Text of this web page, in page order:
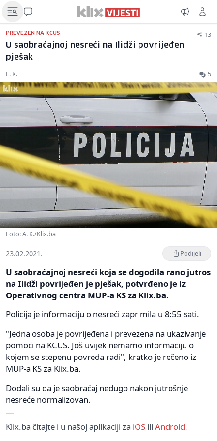
PREVEZEN NA KCUS 13
U saobraćajnoj nesreći na Ilidži povrijeđen
pješak
L. K. 5
Foto: A. K./Klix.ba
23.02.2021. Podijeli
U saobraćajnoj nesreći koja se dogodila rano jutros
na Ilidži povrijeđen je pješak, potvrđeno je iz
Operativnog centra MUP-a KS za Klix.ba.
Policija je informaciju o nesreći zaprimila u 8:55 sati.
"Jedna osoba je povrijeđena i prevezena na ukazivanje
pomoći na KCUS. Još uvijek nemamo informaciju o
kojem se stepenu povreda radi", kratko je rečeno iz
MUP-a KS za Klix.ba.
Dodali su da je saobraćaj nedugo nakon jutrošnje
nesreće normalizovan.
Klix.ba čitajte i u našoj aplikaciji za iOS ili Android.